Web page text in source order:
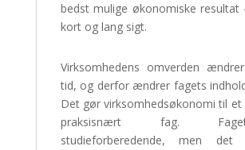
bedst mulige økonomiske resultat
kort og lang sigt.
Virksomhedens omverden
tid, og derfor ændrer fagets
Det gør virksomhedsøkonomi til
praksisnært fag.
studieforberedende, men